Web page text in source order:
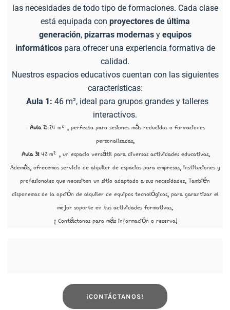
las necesidades de todo tipo de formaciones. Cada clase
está equipada con proyectores de última
generación, pizarras modernasy equipos
informáticospara ofrecer una experiencia formativa de
calidad.
Nuestros espacios educativoscuentan con las siguientes
características:
Aula 1: 46 m², ideal para grupos grandes y talleres
interactivos.
Aula 2: 24 m², perfecta para sesiones más reducidas o formaciones
personalizadas.
Aula 3:42 m², un espacio versátil para diversas actividades educativas.
Además, ofrecemos servicio de alquiler de espacios para empresas, instituciones y
profesionales que necesiten un sitio adaptado a sus necesidades. También
disponemos de la opción de alquiler de equipos tecnológicos, para garantizar el
mejor soporte en tus actividades formativas.
¡Contáctanos para más información o reserva!
¡CONTÁCTANOS!